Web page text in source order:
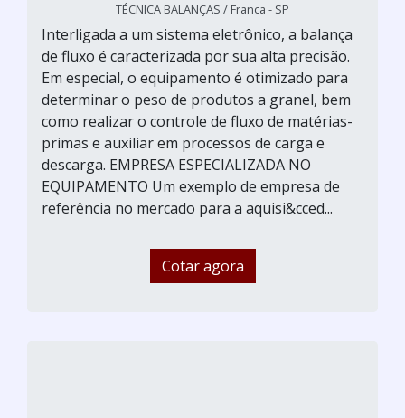
TÉCNICA BALANÇAS / Franca - SP
Interligada a um sistema eletrônico, a balança
de fluxo é caracterizada por sua alta precisão.
Em especial, o equipamento é otimizado para
determinar o peso de produtos a granel, bem
como realizar o controle de fluxo de matérias-
primas e auxiliar em processos de carga e
descarga. EMPRESA ESPECIALIZADA NO
EQUIPAMENTO Um exemplo de empresa de
referência no mercado para a aquisi&cced...
Cotar agora